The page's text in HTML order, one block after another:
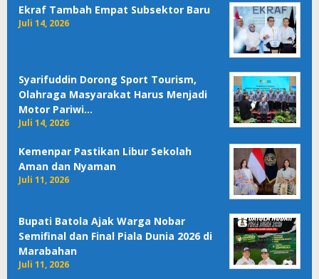
Ekraf Tambah Empat Subsektor Baru
Juli 14, 2026
Syarifuddin Dorong Sport Tourism,
Olahraga Masyarakat Harus Menjadi
Motor Pariwi…
Juli 14, 2026
Kemenpar Pastikan Libur Sekolah
Aman dan Nyaman
Juli 11, 2026
Bupati Batola Ajak Warga Nobar
Semifinal dan Final Piala Dunia 2026 di
Marabahan
Juli 11, 2026